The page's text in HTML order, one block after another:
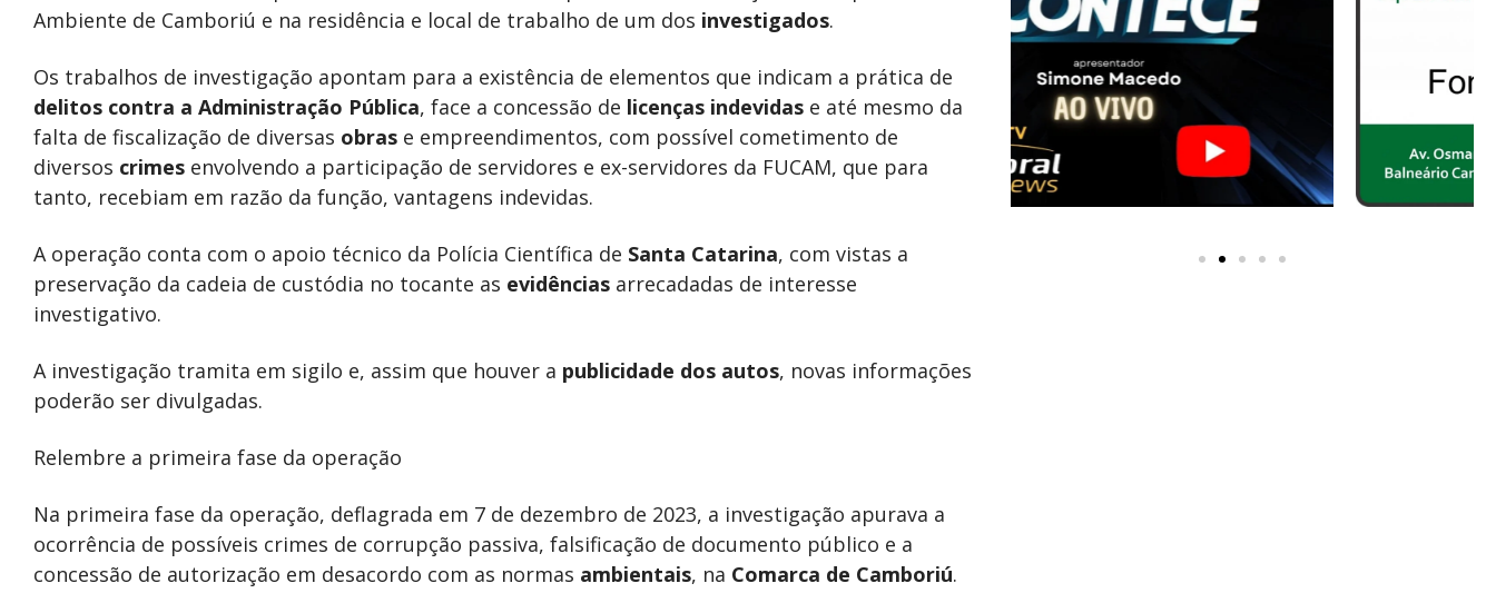
Ambiente de Camboriú e na residência e local de trabalho de um dos investigados.
Os trabalhos de investigação apontam para a existência de elementos que indicam a prática de
delitos contra a Administração Pública, face a concessão de licenças indevidas e até mesmo da
falta de fiscalização de diversas obras e empreendimentos, com possível cometimento de
diversos crimes envolvendo a participação de servidores e ex-servidores da FUCAM, que para
tanto, recebiam em razão da função, vantagens indevidas.
A operação conta com o apoio técnico da Polícia Científica de Santa Catarina, com vistas a
preservação da cadeia de custódia no tocante as evidências arrecadadas de interesse
investigativo.
A investigação tramita em sigilo e, assim que houver a publicidade dos autos, novas informações
poderão ser divulgadas.
Relembre a primeira fase da operação
Na primeira fase da operação, deflagrada em 7 de dezembro de 2023, a investigação apurava a
ocorrência de possíveis crimes de corrupção passiva, falsificação de documento público e a
concessão de autorização em desacordo com as normas ambientais, na Comarca de Camboriú.